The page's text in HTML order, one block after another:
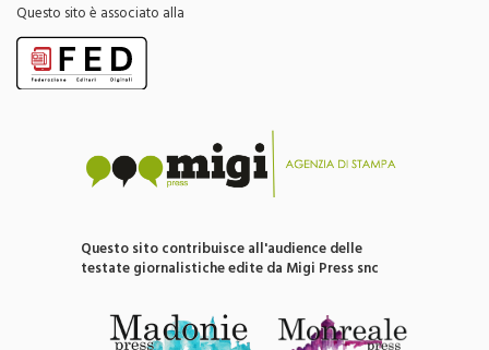
testate giornalistiche edite da Migi Press snc